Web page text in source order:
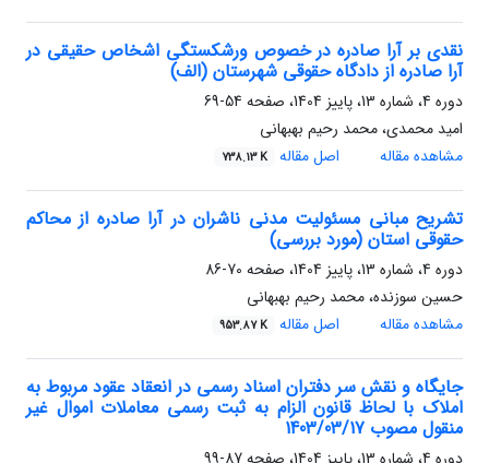
نقدی بر آرا صادره در خصوص ورشکستگی اشخاص حقیقی در
آرا صادره از دادگاه حقوقی شهرستان (الف)
دوره 4، شماره 13، پاییز 1404، صفحه
54-69
امید محمدی، محمد رحیم بهبهانی
مشاهده مقاله
اصل مقاله 738.13 K
تشریح مبانی مسئولیت مدنی ناشران در آرا صادره از محاکم
حقوقی استان (مورد بررسی)
دوره 4، شماره 13، پاییز 1404، صفحه
70-86
حسین سوزنده، محمد رحیم بهبهانی
مشاهده مقاله
اصل مقاله 953.87 K
جایگاه و نقش سر دفتران اسناد رسمی در انعقاد عقود مربوط به
املاک با لحاظ قانون الزام به ثبت رسمی معاملات اموال غیر
منقول مصوب 1403/03/17